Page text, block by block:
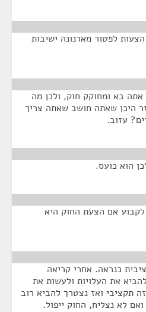
לפטור מארנונה ישיבות
בא ומחוקק חוק, ולכן מה
היכן שאתה חושב שאתה צריך
עזוב.
הוא כועס.
אם הצעת החוק היא
כנראה. אחרי קריאה
את העלויות ולעשות את
תקציבי ואז נצטרך להביא רוב
לא נצליח, החוק ייפול.